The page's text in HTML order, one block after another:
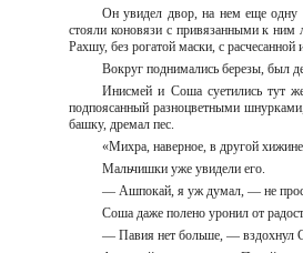
Он увидел двор, на нем еще
стояли коновязи с привязанными к
Рахшу, без рогатой маски, с
Вокруг поднимались березы, был
Инисмей и Соша суетились тут
подпоясанный разноцветными
башку, дремал пес.
«Михра, наверное, в другой
Мальчишки уже увидели его.
— Ашпокай, я уж думал, — не
Соша даже полено уронил от
— Павия нет больше, —